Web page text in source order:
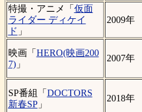
特撮・アニメ「 仮面
ライダー ディケイ
ド 」
2009年
映画「 HERO(映画200
7)」
2007年
SP番組「 DOCTORS
新春SP」
2018年